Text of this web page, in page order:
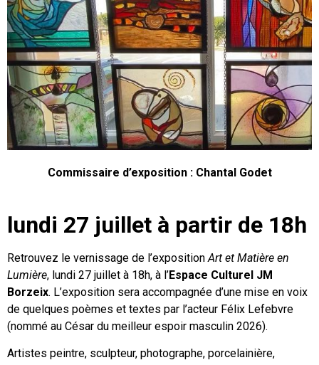
Commissaire d’exposition : Chantal Godet
lundi 27 juillet à partir de 18h
Retrouvez le vernissage de l’expositionArt et Matière en
Lumière, lundi 27 juillet à 18h, à l’Espace Culturel JM
Borzeix. L’exposition sera accompagnée d’une mise en voix
de quelques poèmes et textes par l’acteur Félix Lefebvre
(nommé au César du meilleur espoir masculin 2026).
Artistes peintre, sculpteur, photographe, porcelainière,